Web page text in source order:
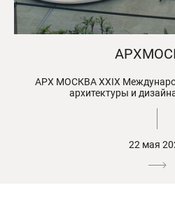
АРХ МОСКВА XXIX
архитектуры и
22 мая